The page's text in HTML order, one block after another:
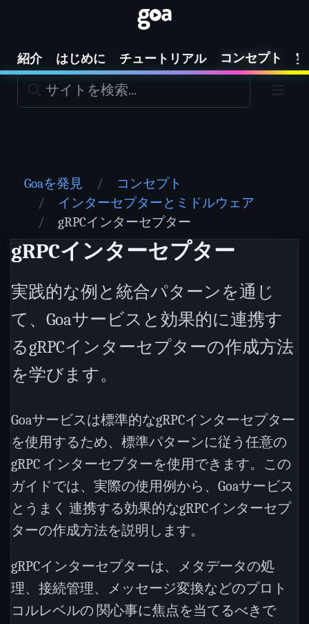
紹介 はじめに チュートリアル コンセプト
Goaを発見
コンセプト
インターセプターとミドルウェア
gRPCインターセプター
gRPCインターセプター
実践的な例と統合パターンを通じ
て、Goaサービスと効果的に連携す
るgRPCインターセプターの作成方法
を学びます。
Goaサービスは標準的なgRPCインターセプター
を使用するため、標準パターンに従う任意の
gRPC インターセプターを使用できます。この
ガイドでは、実際の使用例から、Goaサービス
とうまく 連携する効果的なgRPCインターセプ
ターの作成方法を説明します。
gRPCインターセプターは、メタデータの処
理、接続管理、メッセージ変換などのプロト
コルレベルの 関心事に焦点を当てるべきで